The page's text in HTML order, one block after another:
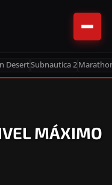
DesertSubnautica 2
MÁXIMO